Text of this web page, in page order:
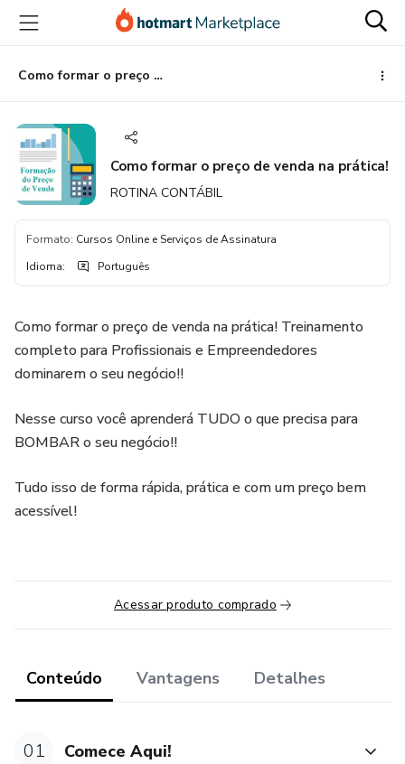
para
conteúdo
principal
para
pagamento
para
rodapé
Como formar o preço de venda na prática!
Como formar o preço de venda na prática!
ROTINA CONTÁBIL
Formato: Cursos Online e Serviços de Assinatura
Idioma: Português
Como formar o preço de venda na prática! Treinamento
completo para Profissionais e Empreendedores
dominarem o seu negócio!!
Nesse curso você aprenderá TUDO o que precisa para
BOMBAR o seu negócio!!
Tudo isso de forma rápida, prática e com um preço bem
acessível!
Acessar produto comprado
Conteúdo Vantagens Detalhes
01 Comece Aqui!